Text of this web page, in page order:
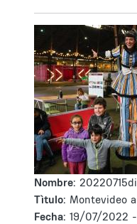
Nombre:
Tìtulo: Montevideo
Fecha: 19/07/2022 -